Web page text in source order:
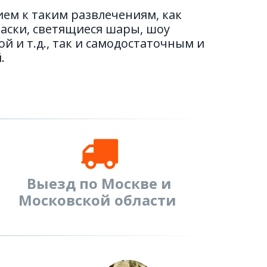
к таким развлечениям, как
светящиеся шары, шоу
и т.д., так и самодостаточным и
Выезд по Москве и
Московской области